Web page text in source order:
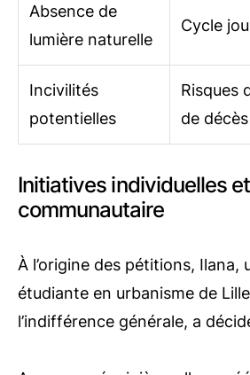
Absence de
lumière naturelle
Cycle
Incivilités
potentielles
Risques
de décès
Initiatives individuelles
communautaire
À l’origine des pétitions, Ilana,
étudiante en urbanisme de
l’indifférence générale, a